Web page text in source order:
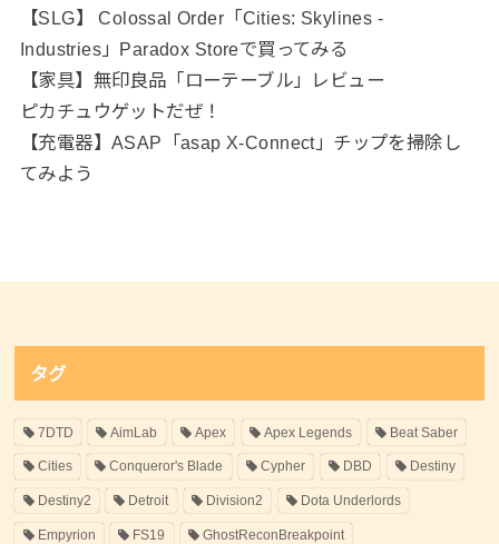
【SLG】 Colossal Order「Cities: Skylines -
Industries」Paradox Storeで買ってみる
【家具】無印良品「ローテーブル」レビュー
ピカチュウゲットだぜ！
【充電器】ASAP「asap X-Connect」チップを掃除し
てみよう
タグ
7DTD AimLab Apex Apex Legends Beat Saber
Cities Conqueror's Blade Cypher DBD Destiny
Destiny2 Detroit Division2 Dota Underlords
Empyrion FS19 GhostReconBreakpoint